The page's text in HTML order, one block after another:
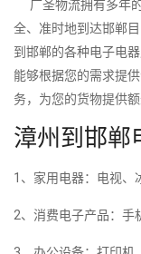
广圣物流拥有多年
全、准时地到达邯郸
到邯郸的各种电子电
能够根据您的需求提
务，为您的货物提供额
漳州到邯郸
1、家用电器：电视、
2、消费电子产品：手